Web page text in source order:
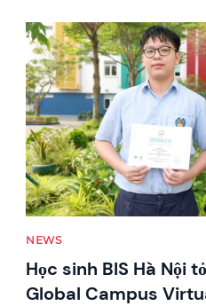
News image
NEWS
Học sinh BIS Hà Nội
Global Campus